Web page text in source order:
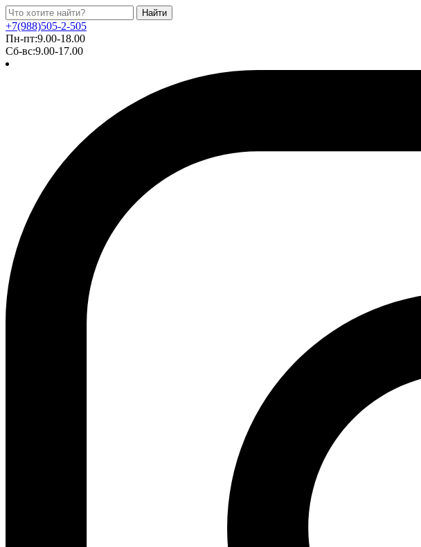
Найти
+7(988)505-2-505
Пн-пт:9.00-18.00
Сб-вс:9.00-17.00